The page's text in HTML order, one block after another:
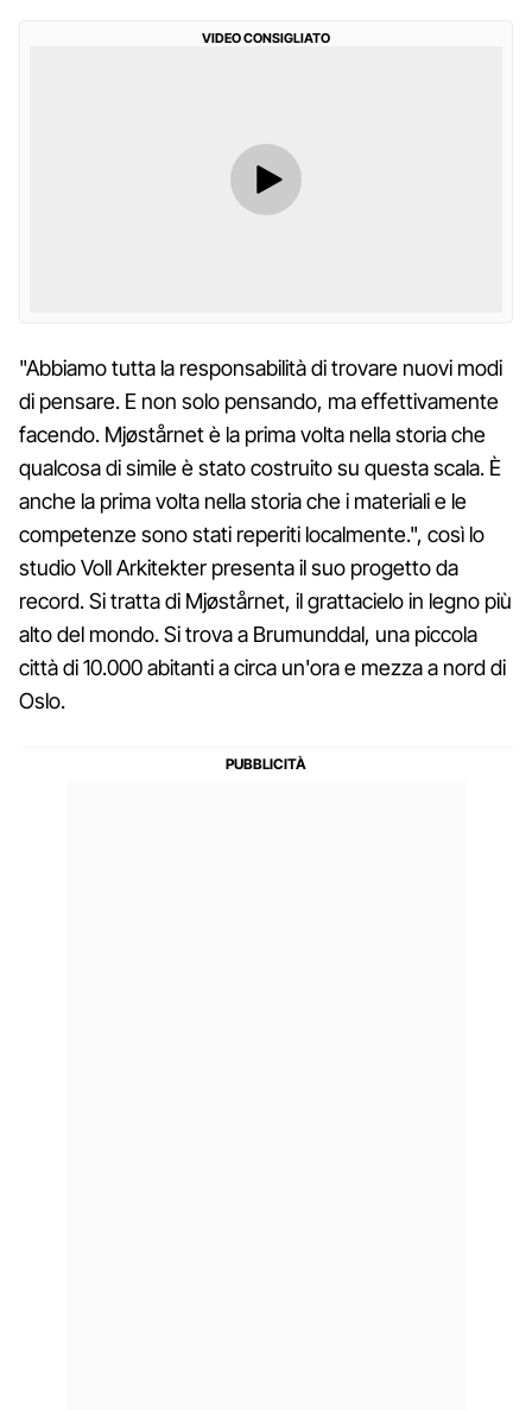
VIDEO CONSIGLIATO
"Abbiamo tutta la responsabilità di trovare nuovi modi
di pensare. E non solo pensando, ma effettivamente
facendo. Mjøstårnet è la prima volta nella storia che
qualcosa di simile è stato costruito su questa scala. È
anche la prima volta nella storia che i materiali e le
competenze sono stati reperiti localmente.", così lo
studio Voll Arkitekter presenta il suo progetto da
record. Si tratta di Mjøstårnet, il grattacielo in legno più
alto del mondo. Si trova a Brumunddal, una piccola
città di 10.000 abitanti a circa un'ora e mezza a nord di
Oslo.